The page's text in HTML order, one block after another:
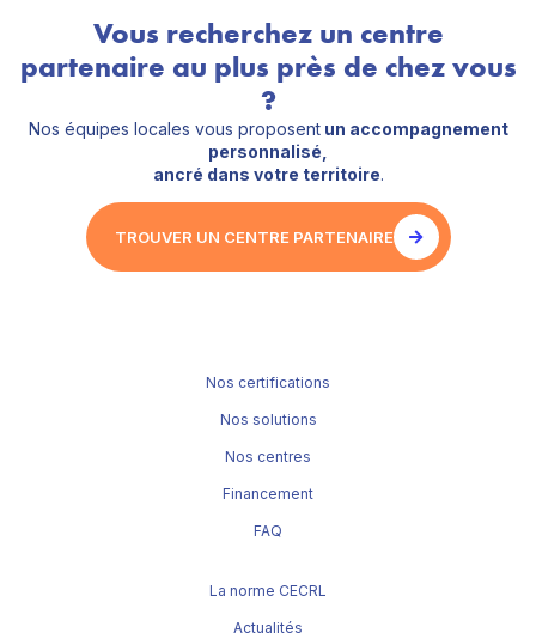
Vous recherchez un centre
partenaire au plus près de chez vous
?
Nos équipes locales vous proposentun accompagnement
personnalisé,
ancré dans votre territoire.
TROUVER UN CENTRE PARTENAIRE
Nos certifications
Nos solutions
Nos centres
Financement
FAQ
La norme CECRL
Actualités